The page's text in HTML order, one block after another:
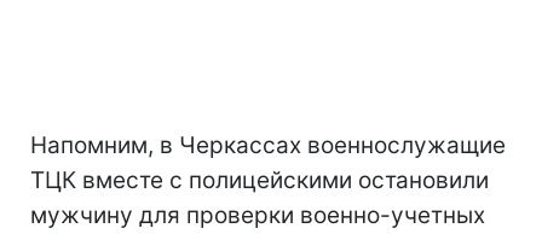
Напомним, в Черкассах военнослужащие
ТЦК вместе с полицейскими остановили
мужчину для проверки военно-учетных